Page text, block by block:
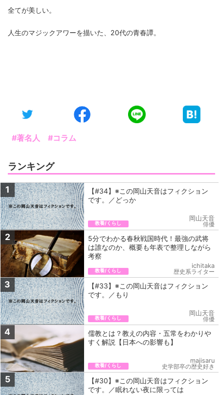
全てが美しい。
人生のマジックアワーを描いた、20代の青春譚。
#著名人 #コラム
ランキング
1
【#34】※この岡山天音はフィクション
です。／どっか
教養/くらし
岡山天音
俳優
2
5分でわかる春秋戦国時代！最強の武将
は誰なのか、概要も年表で整理しながら
考察
教養/くらし
ichitaka
歴史系ライター
3
【#33】※この岡山天音はフィクション
です。／もり
教養/くらし
岡山天音
俳優
4
儒教とは？教えの内容・五常をわかりや
すく解説【日本への影響も】
教養/くらし
majisaru
史学部卒の歴史好き
5
【#30】※この岡山天音はフィクション
です。／眠れない夜に限っては